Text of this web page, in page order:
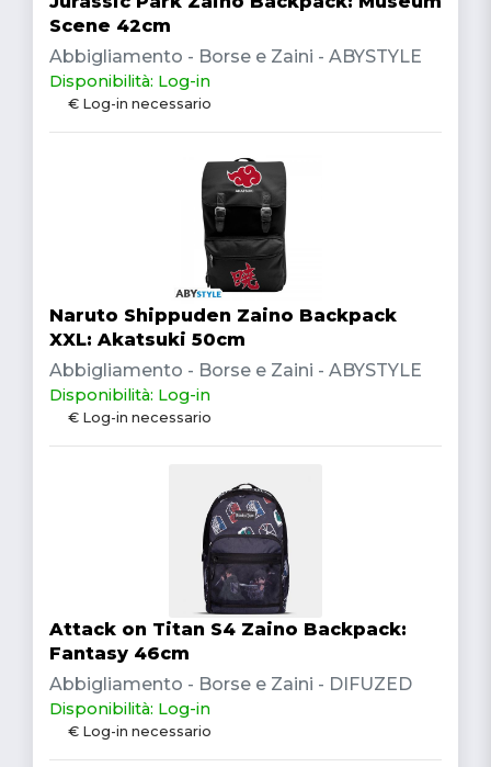
Scene 42cm
Abbigliamento - Borse e Zaini - ABYSTYLE
Disponibilità: Log-in
€ Log-in necessario
Naruto Shippuden Zaino Backpack
XXL: Akatsuki 50cm
Abbigliamento - Borse e Zaini - ABYSTYLE
Disponibilità: Log-in
€ Log-in necessario
Attack on Titan S4 Zaino Backpack:
Fantasy 46cm
Abbigliamento - Borse e Zaini - DIFUZED
Disponibilità: Log-in
€ Log-in necessario